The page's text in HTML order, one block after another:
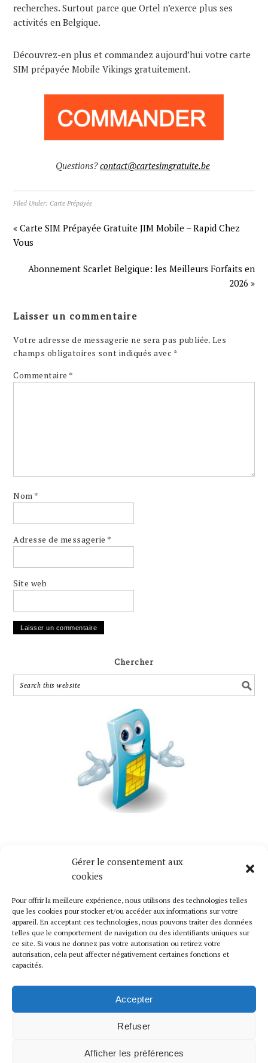
Gérer le consentement aux
cookies
Pour offrir la meilleure expérience, nous utilisons des technologies telles
que les cookies pour stocker et/ou accéder aux informations sur votre
appareil. En acceptant ces technologies, nous pouvons traiter des données
telles que le comportement de navigation ou des identifiants uniques sur
ce site. Si vous ne donnez pas votre autorisation ou retirez votre
autorisation, cela peut affecter négativement certaines fonctions et
capacités.
Accepter
Refuser
Afficher les préférences
recherches. Surtout parce que Ortel n’exerce plus ses
activités en Belgique.
Découvrez-en plus et commandez aujourd’hui votre carte
SIM prépayée Mobile Vikings gratuitement.
Questions?contact@cartesimgratuite.be
Filed Under:Carte Prépayée
« Carte SIM Prépayée Gratuite JIM Mobile – Rapid Chez
Vous
Abonnement Scarlet Belgique: les Meilleurs Forfaits en
2026 »
Laisser un commentaire
Votre adresse de messagerie ne sera pas publiée. Les
champs obligatoires sont indiqués avec *
Commentaire *
Nom *
Adresse de messagerie *
Site web
Chercher
Mise à Jour Cartes SIMS Gratuites
cartes SIMS gratuites. Suivez-nous pour se tenir au
courant.
Liens Utiles
Retour En Haut De Page